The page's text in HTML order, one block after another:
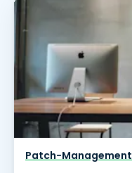
Patch-Management